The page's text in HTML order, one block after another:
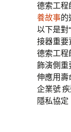
德索工程
養故事的
以下是對
接器重要
德索工程
飾演側重
伸應用壽
企業號
隱私協定